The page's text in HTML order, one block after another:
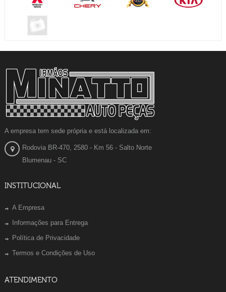
A empresa tem sede própria e está localizada em:
Rodovia BR-470, 2580 - Km 56 - Salto Norte
Blumenau - SC
INSTITUCIONAL
A Empresa
Informações para Entrega
Política de Privacidade
Termos e Condições de Uso
ATENDIMENTO